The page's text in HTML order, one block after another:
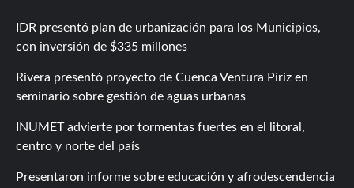
IDR presentó plan de urbanización para los Municipios,
con inversión de $335 millones
Rivera presentó proyecto de Cuenca Ventura Píriz en
seminario sobre gestión de aguas urbanas
INUMET advierte por tormentas fuertes en el litoral,
centro y norte del país
Presentaron informe sobre educación y afrodescendencia